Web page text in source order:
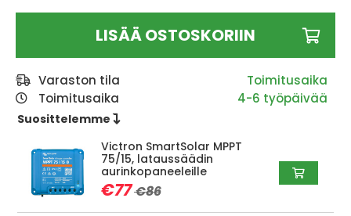
LISÄÄ OSTOSKORIIN
Varaston tila
Toimitusaika
4-6 työpäivää
Suosittelemme 
Victron SmartSolar MPPT
75/15, lataussäädin
aurinkopaneeleille
€77€86